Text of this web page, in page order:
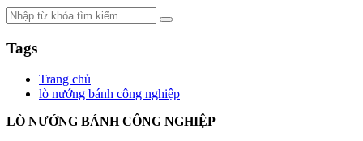
Tags
Trang chủ
lò nướng bánh công nghiệp
LÒ NƯỚNG BÁNH CÔNG NGHIỆP